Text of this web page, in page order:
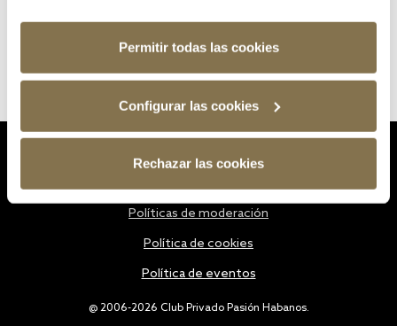
Permitir todas las cookies
Configurar las cookies
Rechazar las cookies
@ 2006-2026 Club Privado Pasión Habanos.
Políticas de moderación
Política de cookies
Política de eventos